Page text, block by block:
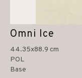
Omni Ice
44.35x88.9 cm
POL
Base